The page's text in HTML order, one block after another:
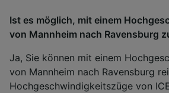
Ist es möglich, mit einem
von Mannheim nach Ravensburg
Ja, Sie können mit einem
von Mannheim nach Ravensburg
Hochgeschwindigkeitszüge von